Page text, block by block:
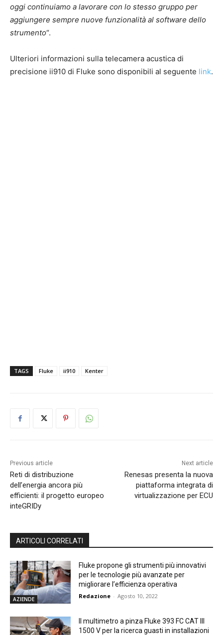
oggi continuiamo a lavorare con lo stesso gruppo per
aggiungere sempre nuove funzionalità al software dello
strumento“.
Ulteriori informazioni sulla telecamera acustica di
precisione ii910 di Fluke sono disponibili al seguente link.
TAGS Fluke ii910 Kenter
Previous article
Reti di distribuzione
dell’energia ancora più
efficienti: il progetto europeo
inteGRIDy
Next article
Renesas presenta la nuova
piattaforma integrata di
virtualizzazione per ECU
ARTICOLI CORRELATI
AZIENDE
Fluke propone gli strumenti più innovativi
per le tecnologie più avanzate per
migliorare l’efficienza operativa
Redazione - Agosto 10, 2022
Il multimetro a pinza Fluke 393 FC CAT III
1500 V per la ricerca guasti in installazioni